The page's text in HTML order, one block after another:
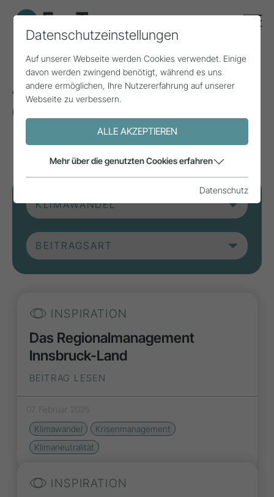
Aktuelle Beiträge aus
der Forschung, Praxis
und aus Projekten.
INSPIRATION
Das Regionalmanagement
Innsbruck-Land
BEITRAG LESEN
07. Februar 2025
Klimawandel
Krisenmanagement
Klimaneutralität
INSPIRATION
Datenschutzeinstellungen
Auf unserer Webseite werden Cookies verwendet. Einige
davon werden zwingend benötigt, während es uns
andere ermöglichen, Ihre Nutzererfahrung auf unserer
Webseite zu verbessern.
ALLE AKZEPTIEREN
Mehr über die genutzten Cookies erfahren
Datenschutz